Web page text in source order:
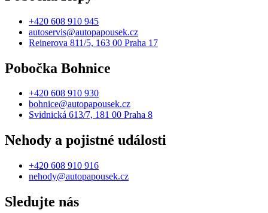
+420 608 910 945
autoservis@autopapousek.cz
Reinerova 811/5, 163 00 Praha 17
Pobočka Bohnice
+420 608 910 930
bohnice@autopapousek.cz
Svidnická 613/7, 181 00 Praha 8
Nehody a pojistné události
+420 608 910 916
nehody@autopapousek.cz
Sledujte nás